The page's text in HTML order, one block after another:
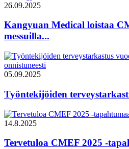
26.09.2025
Kangyuan Medical loistaa
messuilla...
05.09.2025
Työntekijöiden
14.8.2025
Tervetuloa CMEF 2025 -